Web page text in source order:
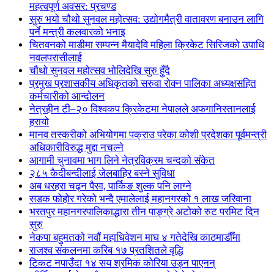
महत्वपूर्ण अवसर: प्रचण्ड
सुरु भयो चौथो सुनवल महोत्सव: उद्योगमैत्री वातावरण बनाउन लागि
पर्ने मन्त्री कलवारको भनाइ
चितवनको माडीमा सम्पन्न मैयादेवि महिला क्रिकेट सिरिजको उपाधि
नवलपरासीलाई
चौथो सुनवल महोत्सव भोलिदेखि सुरु हुँदै
प्रमुख प्रशासकीय अधिकृतको सरुवा रोक्न पालिका अध्यक्षसहित
कर्मचारीको आन्दोलन
नेत्रहीन टी–२० विश्वकप क्रिकेटमा नेपालले अफगानिस्तानलाई
हरायो
मानव तस्करीको अभियोगमा पक्राउ परेका कोशी प्रदेशका पूर्वमन्त्री
अधिकारीविरुद्ध मुद्दा नचल्ने
आगामी चुनावमा भाग लिने नेत्रविक्रम चन्दको संकेत
२८५ कैदीबन्दीलाई जेलबाहिर बस्ने सुविधा
अब धरहरा चढ्न पैसा, पार्किङ शुल्क पनि लाग्ने
सडक फोहोर गरेको भन्दै एमालेलाई महानगरको १ लाख जरिवाना
भरतपुर महानगरपालिकाद्धारा तीन पाङ्ग्रे अटोको रुट परमिट दिन
सुरु
नेकपा बहुमतको नवौं महाधिवेशन माघ ४ गतेदेखि काठमाडौँमा
राजश्व संकलनमा करिब १७ प्रतशितले वृद्धि
टिकट नपाउँदा १४ सय श्रमिक कोरिया उड्न पाएनन्